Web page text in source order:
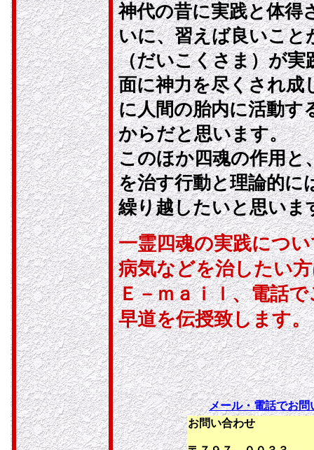
神代の昔に実践と体得
いに、習えば良いこと
（だいこくさま）が実
面に神力を尽くされ成
に人間の胎内に活動す
からだと思います。
このほか四魂の作用と
を治す行動と理論的に
繰り越したいと思いま
一霊四魂の実践につ
病気などを治したい
Ｅ－ｍａｉｌ、電話
早道を伝授致します。
メール・電話でお問
お問い合わせ